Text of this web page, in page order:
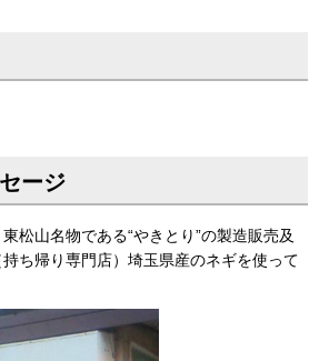
ージ
松山名物である“やきとり”の製造販売及
ち帰り専門店）埼玉県産のネギを使って